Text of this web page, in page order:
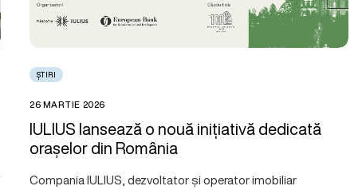
ȘTIRI
26 MARTIE 2026
IULIUS lansează o nouă inițiativă dedicată
orașelor din România
Compania IULIUS, dezvoltator și operator imobiliar